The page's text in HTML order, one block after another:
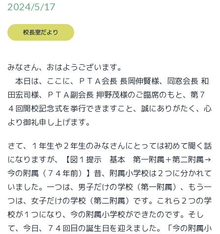
学校評価
施設概要
研究のあゆみ
各教科部
書籍案内
教育実習
2024/5/17
校長室だより
みなさん、おはようございます。
本日は、ここに、ＰＴＡ会長 長岡伸賢様、同窓会長 和
田宏司様、ＰＴＡ副会長 押野茂様のご臨席のもと、第７
４回開校記念式を挙行できますこと、誠にありがたく、心
より御礼申し上げます。
さて、１年生や２年生のみなさんにとっては初めて聞く話
になりますが、【図１提示 基本 第一附属＋第二附属→
今の附属（７４年前）】昔、附属小学校は２つに分かれて
いました。一つは、男子だけの学校（第一附属）、もう一
つは、女子だけの学校（第二附属）です。これら２つの学
校が１つになり、今の附属小学校ができたのです。そし
て、今日、７４回目の誕生日を迎えました。「今の附属小